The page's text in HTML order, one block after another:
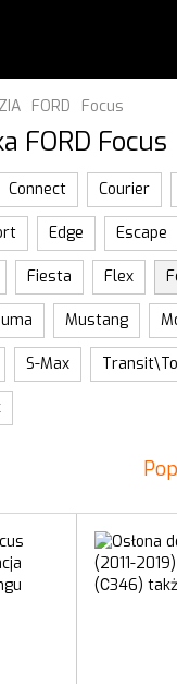
FORD Focus
FORD Focus
Connect Courier
Edge Escape
Fiesta Flex
Mustang
S-Max